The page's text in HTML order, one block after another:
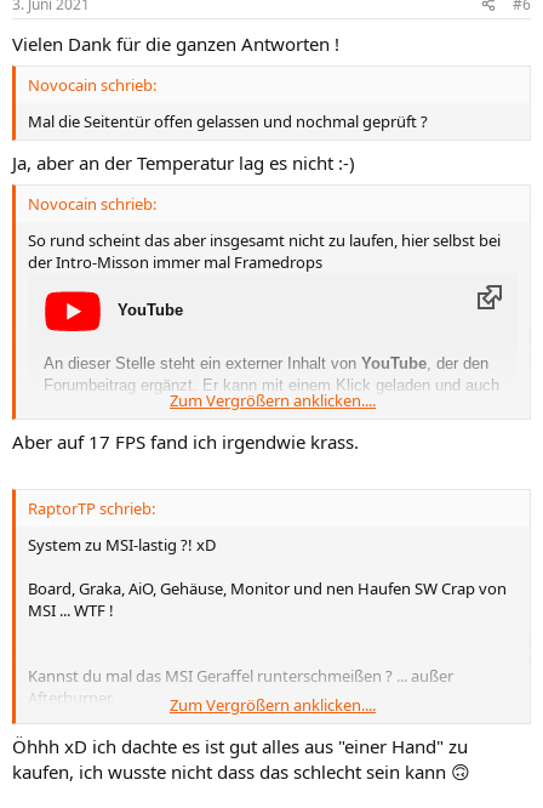
e
:
Vielen Dank für die ganzen Antworten !
Novocain schrieb:
Mal die Seitentür offen gelassen und nochmal geprüft ?
Ja, aber an der Temperatur lag es nicht :-)
Novocain schrieb:
So rund scheint das aber insgesamt nicht zu laufen, hier selbst bei
der Intro-Misson immer mal Framedrops
YouTube
An dieser Stelle steht ein externer Inhalt von YouTube , der den
Forumbeitrag ergänzt. Er kann mit einem Klick geladen und auch
wieder ausgeblendet werden.
YouTube-Embeds laden
Ich bin damit einverstanden, dass YouTube-Embeds
geladen werden. Dabei können personen­bezogene Daten
an YouTube übermittelt werden. Mehr dazu in der
Datenschutzerklärung.
Zum Vergrößern anklicken....
Aber auf 17 FPS fand ich irgendwie krass.
RaptorTP schrieb:
System zu MSI-lastig ?! xD
Board, Graka, AiO, Gehäuse, Monitor und nen Haufen SW Crap von
MSI ... WTF !
Kannst du mal das MSI Geraffel runterschmeißen ? ... außer
Afterburner.
Reine Neugier: was machen denn die VRAM Temps so bei deinem
OC ?
Zum Vergrößern anklicken....
Öhhh xD ich dachte es ist gut alles aus "einer Hand" zu
kaufen, ich wusste nicht dass das schlecht sein kann 🙃